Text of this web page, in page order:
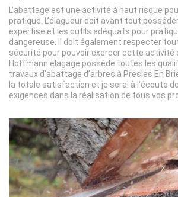
L’abattage est une activité à haut risque
pratique. L’élagueur doit avant tout
expertise et les outils adéquats pour
dangereuse. Il doit également respecter
sécurité pour pouvoir exercer cette activité
Hoffmann elagage possède toutes les
travaux d’abattage d’arbres à Presles En
la totale satisfaction et je serai à l’écoute
exigences dans la réalisation de tous vos